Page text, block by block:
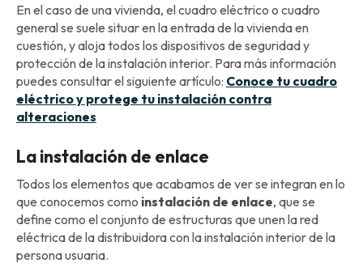
En el caso de una vivienda, el cuadro eléctrico o cuadro
general se suele situar en la entrada de la vivienda en
cuestión, y aloja todos los dispositivos de seguridad y
protección de la instalación interior. Para más información
puedes consultar el siguiente artículo: Conoce tu cuadro
eléctrico y protege tu instalación contra
alteraciones
La instalación de enlace
Todos los elementos que acabamos de ver se integran en lo
que conocemos como instalación de enlace, que se
define como el conjunto de estructuras que unen la red
eléctrica de la distribuidora con la instalación interior de la
persona usuaria.